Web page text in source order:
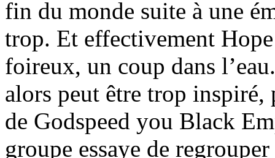
fin du monde suite à une
trop. Et effectivement
foireux, un coup dans
alors peut être trop
de Godspeed you Black
groupe essaye de